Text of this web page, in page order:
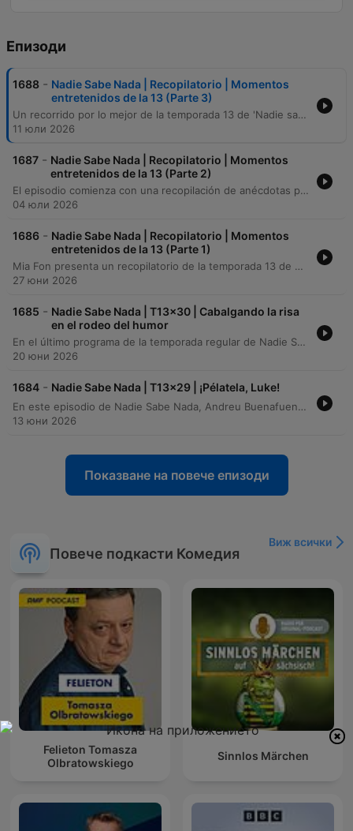
Епизоди
1688 - Nadie Sabe Nada | Recopilatorio | Momentos
entretenidos de la 13 (Parte 3)
Un recorrido por lo mejor de la temporada 13 de 'Nadie sabe nada', que incluye desde anécdotas sobre la construcción de la Villa Olímpica de Barcelona y fallos estructurales en edificios, hasta reflexiones cómicas sobre la rutina y experiencias en resonancias magnéticas. El episodio transita por juegos, curiosidades históricas sobre el tratado de Utrecht y debates absurdos sobre el uso de secadores de pelo, concluyendo con la despedida de los presentadores antes del descanso de verano.
11 юли 2026
1687 - Nadie Sabe Nada | Recopilatorio | Momentos
entretenidos de la 13 (Parte 2)
El episodio comienza con una recopilación de anécdotas personales sobre cumpleaños y diferencias de edad, incluyendo una parodia de una radio antigua de onda media (AM). Posteriormente, los presentadores improvisan canciones, comparten recuerdos de infancia y presentan a Silver Balloon Balsells en una sección de humor negro y tecnología adversa. El segmento final cuenta con la participación del invitado Silver, quien bromea sobre su supuesta responsabilidad en la incomodidad de los viajes en avión. El programa concluye con las actuaciones musicales de Alberto y Johnny Frenillo, caracterizadas por su caos y desconexión.
04 юли 2026
1686 - Nadie Sabe Nada | Recopilatorio | Momentos
entretenidos de la 13 (Parte 1)
Mia Fon presenta un recopilatorio de la temporada 13 de Nadie Sabe Nada, que incluye sketches sobre la tecnología de las tostadoras y un intento de contacto con el fallecido Doctor Polipo mediante una sesión de espiritismo. El episodio también aborda la distorsión temporal entre la grabación y la emisión, comparte la anécdota de un instalador de ventiladores que bebió vinagre para frenar el hipo y debate sobre las implicaciones de intercambiar cuerpos entre los presentadores.
27 юни 2026
1685 - Nadie Sabe Nada | T13x30 | Cabalgando la risa
en el rodeo del humor
En el último programa de la temporada regular de Nadie Sabe Nada, los presentadores estrenan un nuevo juego basado en inteligencia artificial llamado 'Words People' y reflexionan sobre la evolución de la croqueta. El episodio recorre diversas anécdotas personales, desde experiencias gastronómicas con el pie de cerdo hasta teorías sobre la inteligencia de los pulpos y disputas domésticas por la organización de bolígrafos. El programa continúa abordando preguntas de los oyentes sobre la calidad del café en Italia, la experiencia de viajar en avión y dilemas culinarios sobre el aliño de ensaladas. La emisión concluye con una despedida de temporada que incluye una improvisación musical cómica y un agradecimiento al equipo y a la audiencia.
20 юни 2026
1684 - Nadie Sabe Nada | T13x29 | ¡Pélatela, Luke!
En este episodio de Nadie Sabe Nada, Andreu Buenafuente y Berto Romero reflexionan sobre el final de la temporada, abordando temas que van desde la sexología y la percepción de la voz hasta curiosidades históricas. A través de un dinámico intercambio de preguntas del público, los presentadores debaten sobre la configuración del teclado QWERTY, la física en Star Wars y la higiene en los baños. El programa también incluye juegos como 'Birthdays', menciones a la labor de Payasos sin Fronteras y una charla sobre los cambios que acompañan al paso de la edad, cerrando con anécdotas sobre citas médicas y la desaparición del bidet.
13 юни 2026
Показване на повече епизоди
Повече подкасти Комедия
Виж всички
Felieton Tomasza
Olbratowskiego
Sinnlos Märchen